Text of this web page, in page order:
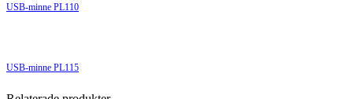
USB-minne PL110
USB-minne PL115